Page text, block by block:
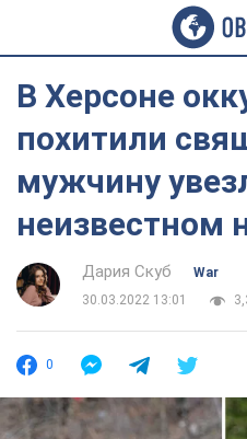
В Херсоне
похитили
мужчину
неизвестном
Дария Скуб
War
30.03.2022 13:01
0